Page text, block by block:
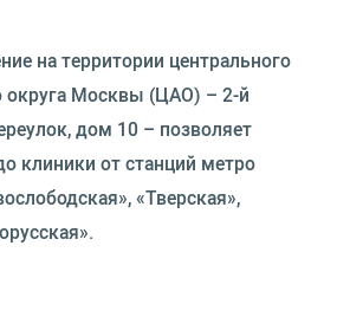
на территории центрального
округа Москвы (ЦАО) – 2-й
дом 10 – позволяет
клиники от станций метро
«Тверская»,